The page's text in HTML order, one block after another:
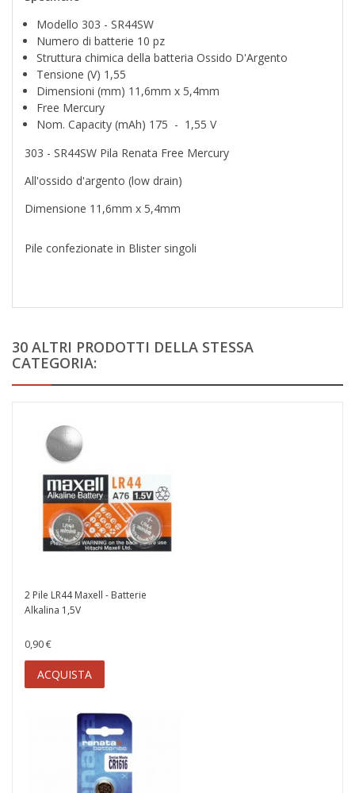
Modello 303 - SR44SW
Numero di batterie 10 pz
Struttura chimica della batteria Ossido D'Argento
Tensione (V) 1,55
Dimensioni (mm) 11,6mm x 5,4mm
Free Mercury
Nom. Capacity (mAh) 175 - 1,55 V
303 - SR44SW Pila Renata Free Mercury
All'ossido d'argento (low drain)
Dimensione 11,6mm x 5,4mm
Pile confezionate in Blister singoli
30 ALTRI PRODOTTI DELLA STESSA
CATEGORIA:
2 Pile LR44 Maxell - Batterie
Alkalina 1,5V
0,90 €
ACQUISTA